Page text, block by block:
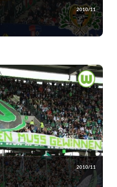
2010/11
2010/11